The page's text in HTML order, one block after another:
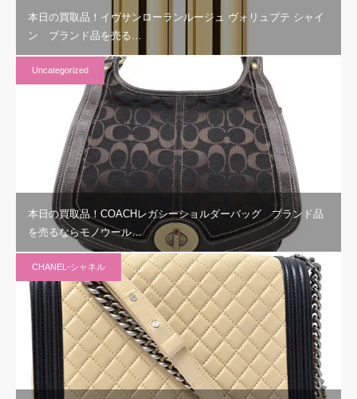
本日の買取品！イヴサンローランルージュ ヴォリュプテ シャイ
ン ブランド品を売る…
Uncategorized
本日の買取品！COACHレガシーショルダーバッグ ブランド品
を売るならモノウール…
CHANEL-シャネル